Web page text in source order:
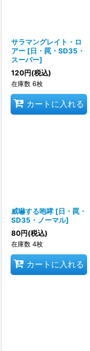
サラマングレイト・ロ
アー [日・罠・SD35・
スーパー]
120円(税込)
在庫数 6枚
カートに入れる
威嚇する咆哮 [日・罠・
SD35・ノーマル]
80円(税込)
在庫数 4枚
カートに入れる